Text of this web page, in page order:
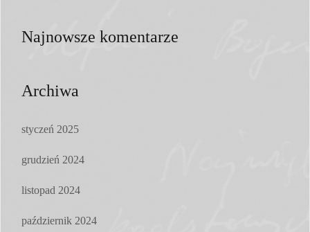
Najnowsze komentarze
Archiwa
styczeń 2025
grudzień 2024
listopad 2024
październik 2024